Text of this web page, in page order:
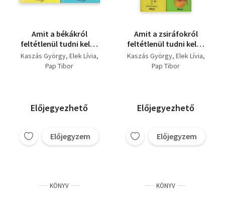
Amit a békákról
feltétlenül tudni kell +
Amit a zsiráfokról
feltétlenül tudni kell
Kaszás György Elek Lívia
Pap Tibor
Előjegyezhető
Előjegyzem
Amit a zsiráfokról
feltétlenül tudni kell +
Amit az elefántokról
feltétlenül tudni kell +
feltétlenül tudni kell +
Amit az emberekről
Kaszás György Elek Lívia
Pap Tibor
Előjegyezhető
Előjegyzem
KÖNYV KÖNYV